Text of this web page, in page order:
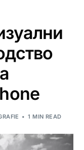
1 MIN READ